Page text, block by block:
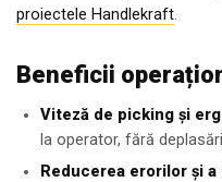
proiectele Handlekraft.
Beneficii
Viteză de picking și
la operator, fără
Reducerea erorilor și